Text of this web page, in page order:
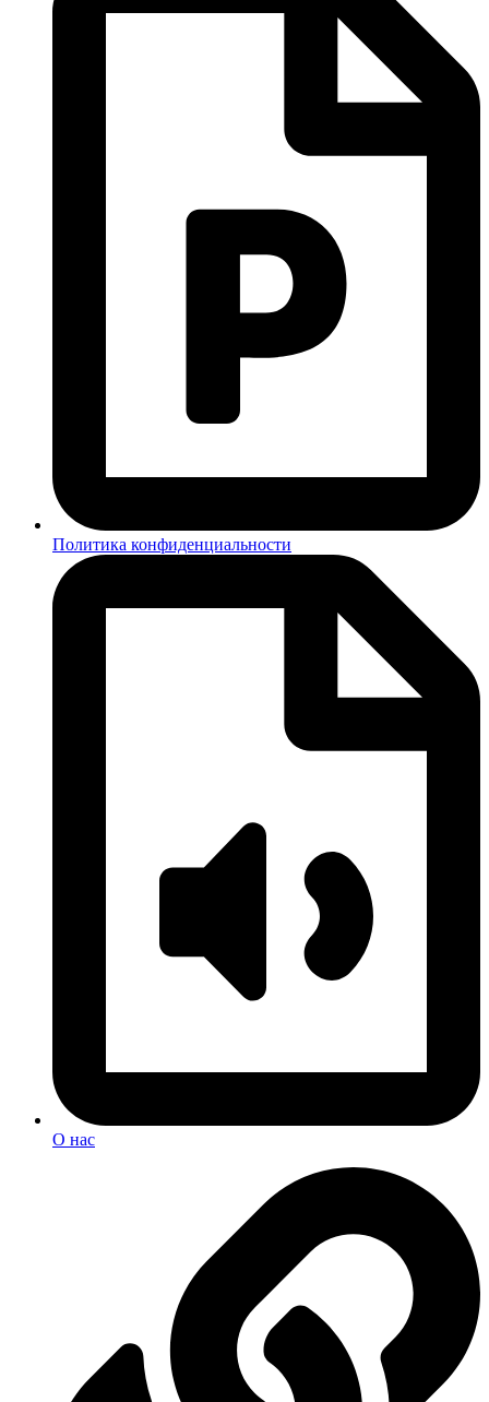
Политика конфиденциальности
О нас